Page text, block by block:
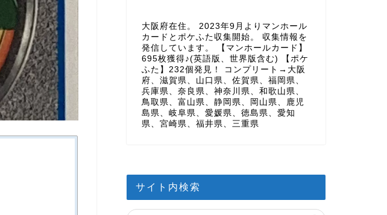
大阪府在住。 2023年9月よりマンホール
カードとポケふた収集開始。 収集情報を
発信しています。 【マンホールカード】
695枚獲得♪(英語版、世界版含む) 【ポケ
ふた】232個発見！ コンプリート→大阪
府、滋賀県、山口県、佐賀県、福岡県、
兵庫県、奈良県、神奈川県、和歌山県、
鳥取県、富山県、静岡県、岡山県、鹿児
島県、岐阜県、愛媛県、徳島県、愛知
県、宮崎県、福井県、三重県
サイト内検索